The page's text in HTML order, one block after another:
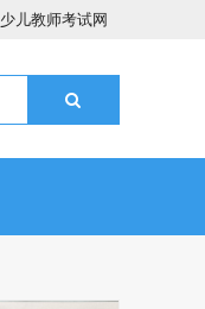
少儿教师考试网